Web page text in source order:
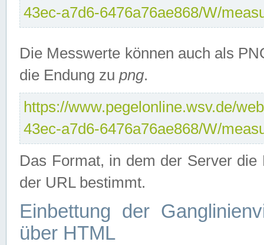
43ec-a7d6-6476a76ae868/W/
Die Messwerte können auch als
die Endung zu png.
https://www.pegelonline.wsv.de/
43ec-a7d6-6476a76ae868/W/
Das Format, in dem der Server
der URL bestimmt.
Einbettung der
über HTML